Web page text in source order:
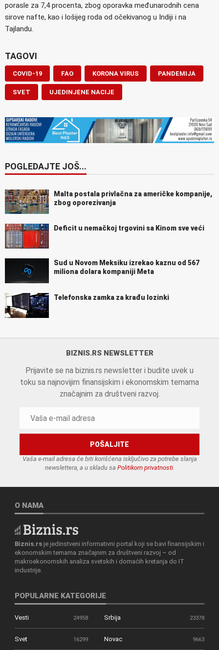
porasle za 7,4 procenta, zbog oporavka međunarodnih cena
sirove nafte, kao i lošijeg roda od očekivanog u Indiji i na
Tajlandu.
TAGOVI
COVID-19 FAO KORONA VIRUS PANDEMIJA
SVET UJEDINJENE NACIJE
POGLEDAJTE JOŠ...
Malta postala privlačna za američke kompanije,
zbog oporezivanja
Deficit u nemačkoj trgovini sa Kinom sve veći
Sud u Novom Meksiku izrekao kaznu od 567
miliona dolara kompaniji Meta
Telefonska zamka za krađu lozinki
BIZNIS.RS NEWSLETTER
Prijavite se na biznis.rs newsletter i budite uvek u
toku sa najnovijim finansijskim i ekonomskim temama
značajnim za društveni razvoj.
Vaša e-mail adresa će biti korišćena isključivo za potrebe slanja
newslettera, a u skladu sa Politikom privatnosti.
O NAMA
Biznis.rs je jedinstveni informativni portal koji se bavi finansijskim i
ekonomskim temama značajnim za društveni razvoj – od
makroekonomskih analiza svetskih i domaćih kretanja do IT
industrije.
POPULARNE KATEGORIJE
Vesti 24958 Srbija 23378
Svet 16299 Novac 9663